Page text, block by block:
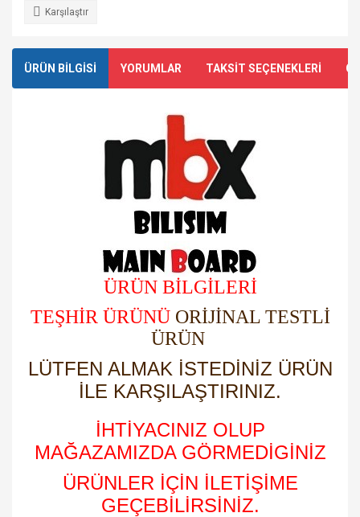
Karşılaştır
ÜRÜN BİLGİSİ YORUMLAR TAKSİT SEÇENEKLERİ
ÜRÜN BİLGİLERİ
TEŞHİR ÜRÜNÜ ORİJİNAL TESTLİ
ÜRÜN
LÜTFEN ALMAK İSTEDİNİZ ÜRÜN
İLE KARŞILAŞTIRINIZ.
İHTİYACINIZ OLUP
MAĞAZAMIZDA GÖRMEDİGİNİZ
ÜRÜNLER İÇİN İLETİŞİME
GEÇEBİLİRSİNİZ.